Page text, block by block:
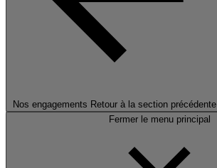
Nos engagements Retour à la section précédente
Fermer le menu principal